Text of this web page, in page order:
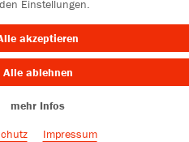
Einstellungen.
akzeptieren
Alle ablehnen
mehr Infos
Impressum